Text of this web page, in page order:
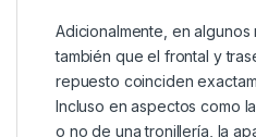
Adicionalmente, en
también que el frontal y
repuesto coinciden
Incluso en aspectos como
o no de una tronillería, la